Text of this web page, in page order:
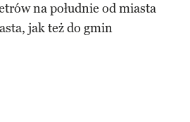
na południe od miasta
jak też do gmin